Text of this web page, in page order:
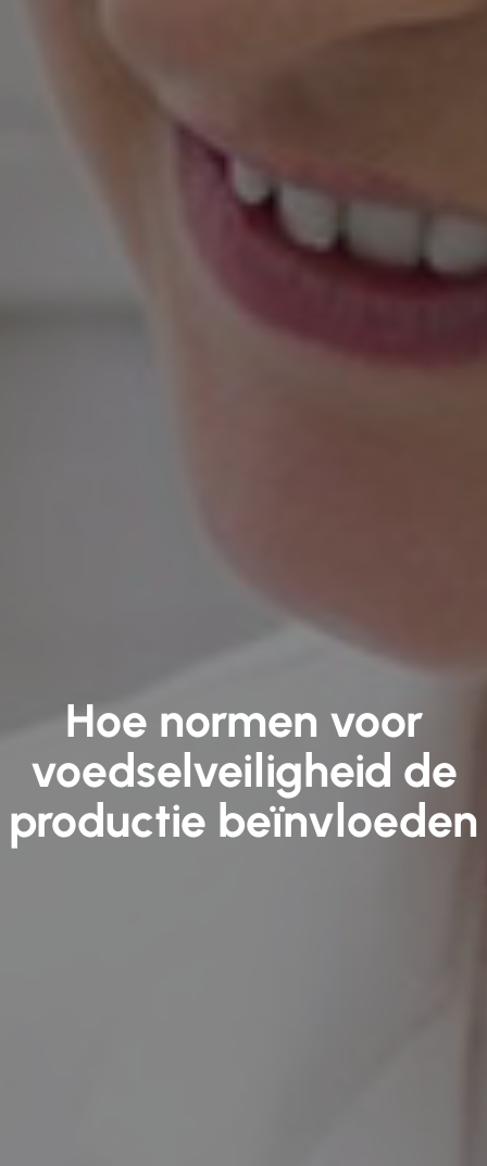
Hoe normen voor
voedselveiligheid de
productie beïnvloeden